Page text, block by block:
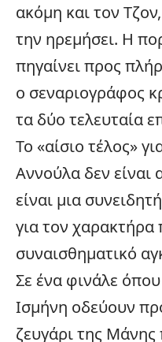
ακόμη και τον
την ηρεμήσει. Η
πηγαίνει προς
ο σεναριογράφος
τα δύο τελευταία
Το «αίσιο τέλος»
Αννούλα δεν είναι
είναι μια
για τον
συναισθηματικό
Σε ένα φινάλε
Ισμήνη οδεύουν
ζευγάρι της Μάνης